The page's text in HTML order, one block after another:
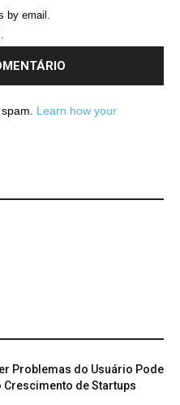
by email.
Learn how your
Problemas do Usuário Pode
Crescimento de Startups